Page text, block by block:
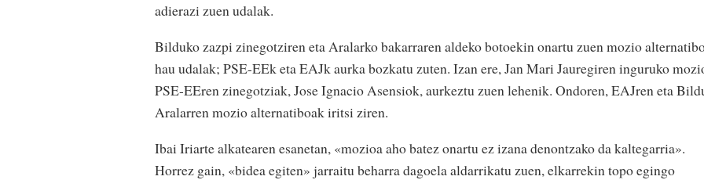
adierazi zuen udalak.
Bilduko zazpi zinegotziren eta Aralarko bakarraren aldeko botoekin onartu zuen mozio
hau udalak; PSE-EEk eta EAJk aurka bozkatu zuten. Izan ere, Jan Mari Jauregiren inguruko
PSE-EEren zinegotziak, Jose Ignacio Asensiok, aurkeztu zuen lehenik. Ondoren, EAJren eta
Aralarren mozio alternatiboak iritsi ziren.
Ibai Iriarte alkatearen esanetan, «mozioa aho batez onartu ez izana denontzako da kaltegarria».
Horrez gain, «bidea egiten» jarraitu beharra dagoela aldarrikatu zuen, elkarrekin topo egingo